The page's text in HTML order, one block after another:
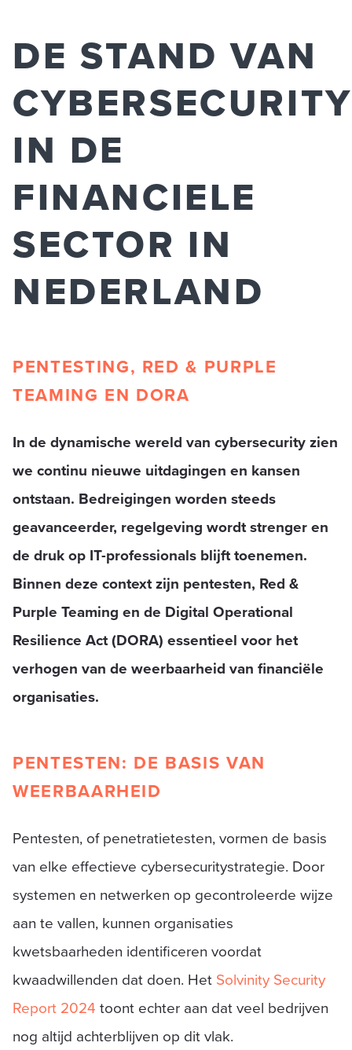
DE STAND VAN
CYBERSECURITY
IN DE
FINANCIELE
SECTOR IN
NEDERLAND
PENTESTING, RED & PURPLE
TEAMING EN DORA
In de dynamische wereld van cybersecurity zien
we continu nieuwe uitdagingen en kansen
ontstaan. Bedreigingen worden steeds
geavanceerder, regelgeving wordt strenger en
de druk op IT-professionals blijft toenemen.
Binnen deze context zijn pentesten, Red &
Purple Teaming en de Digital Operational
Resilience Act (DORA) essentieel voor het
verhogen van de weerbaarheid van financiële
organisaties.
PENTESTEN: DE BASIS VAN
WEERBAARHEID
Pentesten, of penetratietesten, vormen de basis
van elke effectieve cybersecuritystrategie. Door
systemen en netwerken op gecontroleerde wijze
aan te vallen, kunnen organisaties
kwetsbaarheden identificeren voordat
kwaadwillenden dat doen. Het Solvinity Security
Report 2024 toont echter aan dat veel bedrijven
nog altijd achterblijven op dit vlak.